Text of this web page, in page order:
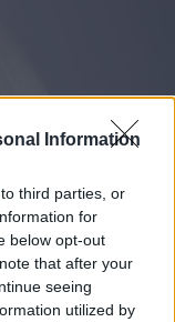
Information
third parties, or
for
below opt-out
that after your
seeing
utilized by